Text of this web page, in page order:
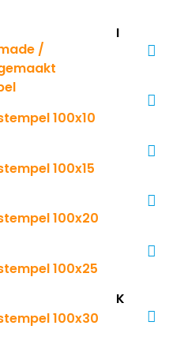
/
100x10
100x15
100x20
100x25
100x30
I
K